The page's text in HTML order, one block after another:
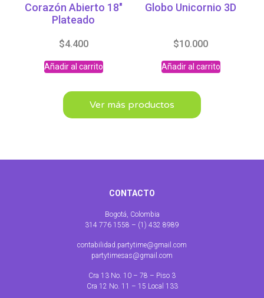
Corazón Abierto 18″
Plateado
$4.400
Añadir al carrito
Globo Unicornio 3D
$10.000
Añadir al carrito
Ver más productos
CONTACTO
Bogotá, Colombia
314 776 1558 – (1) 432 8989
contabilidad.partytime@gmail.com
partytimesas@gmail.com
Cra 13 No. 10 – 78 – Piso 3
Cra 12 No. 11 – 15 Local 133